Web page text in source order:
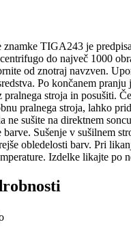
znamke TIGA243 je
do največ 1000
od znotraj navzven.
Po končanem pranju
stroja in posušiti.
pralnega stroja, lahko
ne sušite na direktnem
barve. Sušenje v sušilnem
obledelosti barv. Pri
Izdelke likajte po